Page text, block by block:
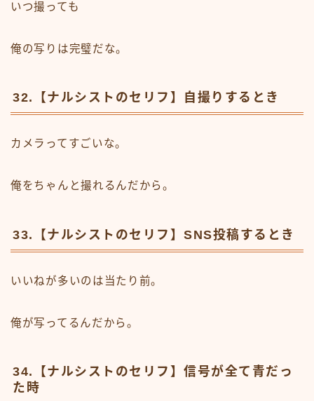
いつ撮っても
俺の写りは完璧だな。
32.【ナルシストのセリフ】自撮りするとき
カメラってすごいな。
俺をちゃんと撮れるんだから。
33.【ナルシストのセリフ】SNS投稿するとき
いいねが多いのは当たり前。
俺が写ってるんだから。
34.【ナルシストのセリフ】信号が全て青だっ
た時